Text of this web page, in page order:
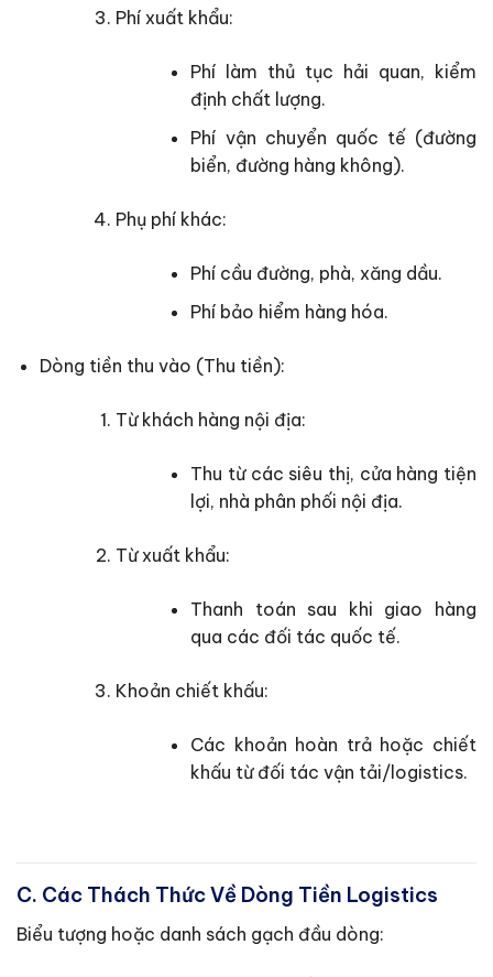
Phí xuất khẩu:
Phí làm thủ tục hải quan, kiểm
định chất lượng.
Phí vận chuyển quốc tế (đường
biển, đường hàng không).
Phụ phí khác:
Phí cầu đường, phà, xăng dầu.
Phí bảo hiểm hàng hóa.
Dòng tiền thu vào (Thu tiền):
Từ khách hàng nội địa:
Thu từ các siêu thị, cửa hàng tiện
lợi, nhà phân phối nội địa.
Từ xuất khẩu:
Thanh toán sau khi giao hàng
qua các đối tác quốc tế.
Khoản chiết khấu:
Các khoản hoàn trả hoặc chiết
khấu từ đối tác vận tải/logistics.
C. Các Thách Thức Về Dòng Tiền Logistics
Biểu tượng hoặc danh sách gạch đầu dòng: